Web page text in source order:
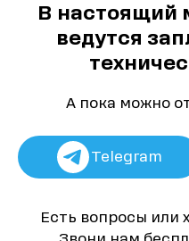
В настоящий
ведутся
А пока можно
Telegram
Есть вопросы или